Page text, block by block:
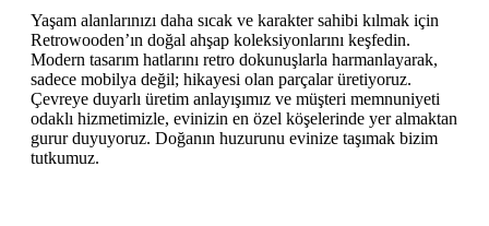
Yaşam alanlarınızı daha sıcak ve karakter sahibi kılmak için
Retrowooden’ın doğal ahşap koleksiyonlarını keşfedin.
Modern tasarım hatlarını retro dokunuşlarla harmanlayarak,
sadece mobilya değil; hikayesi olan parçalar üretiyoruz.
Çevreye duyarlı üretim anlayışımız ve müşteri memnuniyeti
odaklı hizmetimizle, evinizin en özel köşelerinde yer almaktan
gurur duyuyoruz. Doğanın huzurunu evinize taşımak bizim
tutkumuz.